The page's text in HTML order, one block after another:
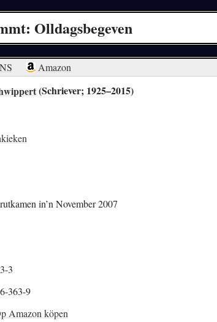
Olldagsbegeven
Amazon
(Schriever; 1925–2015)
rutkamen in’n November 2007
3
363-9
Amazon köpen